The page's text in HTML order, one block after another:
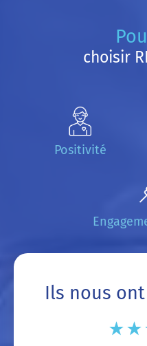
choisir
Positivité
Ils nous